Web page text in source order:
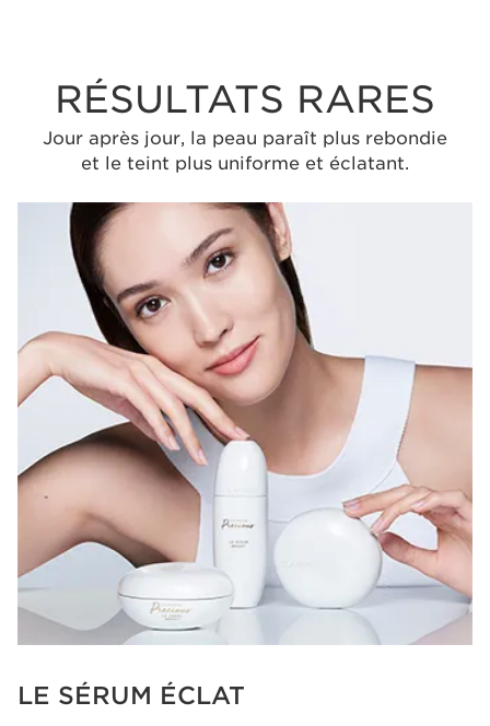
RÉSULTATS RARES
Jour après jour, la peau paraît plus rebondie
et le teint plus uniforme et éclatant.
LE SÉRUM ÉCLAT